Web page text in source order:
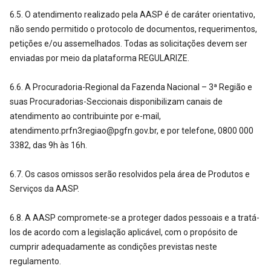
6.5. O atendimento realizado pela AASP é de caráter orientativo,
não sendo permitido o protocolo de documentos, requerimentos,
petições e/ou assemelhados. Todas as solicitações devem ser
enviadas por meio da plataforma REGULARIZE.
6.6. A Procuradoria-Regional da Fazenda Nacional – 3ª Região e
suas Procuradorias-Seccionais disponibilizam canais de
atendimento ao contribuinte por e-mail,
atendimento.prfn3regiao@pgfn.gov.br, e por telefone, 0800 000
3382, das 9h às 16h.
6.7. Os casos omissos serão resolvidos pela área de Produtos e
Serviços da AASP.
6.8. A AASP compromete-se a proteger dados pessoais e a tratá-
los de acordo com a legislação aplicável, com o propósito de
cumprir adequadamente as condições previstas neste
regulamento.